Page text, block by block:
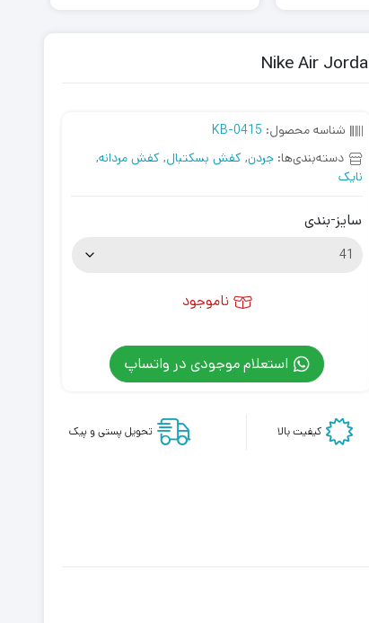
شناسه محصول: KB-0415
دسته‌بندی‌ها: جردن, کفش بسکتبال, کفش مردانه,
نایک
سایز-بندی
ناموجود
استعلام موجودی در واتساپ
کیفیت بالا تحویل پستی و پیک